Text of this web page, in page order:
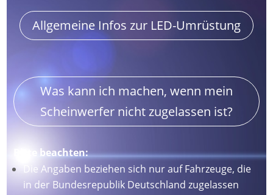
Allgemeine Infos zur LED-Umrüstung
Was kann ich machen, wenn mein
Scheinwerfer nicht zugelassen ist?
Bitte beachten:
Die Angaben beziehen sich nur auf Fahrzeuge, die
in der Bundesrepublik Deutschland zugelassen